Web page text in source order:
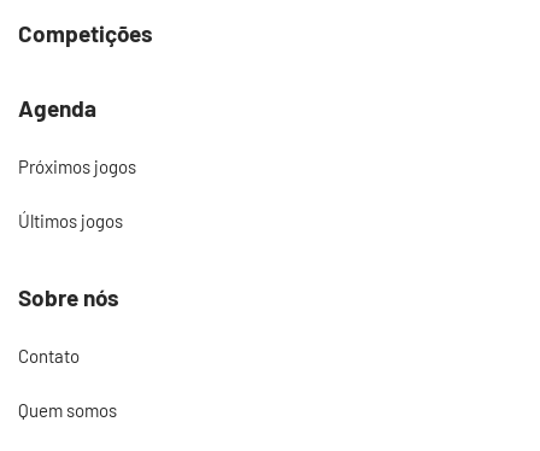
Competições
Agenda
Próximos jogos
Últimos jogos
Sobre nós
Contato
Quem somos